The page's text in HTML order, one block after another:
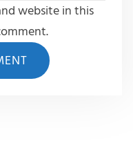
website in this